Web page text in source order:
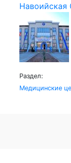
Навоийская
Раздел:
Медицинские